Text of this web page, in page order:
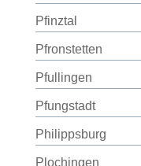
Pfinztal
Pfronstetten
Pfullingen
Pfungstadt
Philippsburg
Plochingen